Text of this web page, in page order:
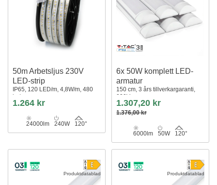
50m Arbetsljus 230V
LED-strip
IP65, 120 LED/m, 4,8W/m, 480
lm/m
1.264 kr
24000lm 240W 120°
6x 50W komplett LED-
armatur
150 cm, 3 års tillverkargaranti,
230V
1.307,20 kr
1.376,00 kr
6000lm 50W 120°
Produktdatablad Produktdatablad